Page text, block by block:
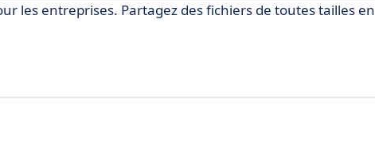
les entreprises. Partagez des fichiers de toutes tailles en